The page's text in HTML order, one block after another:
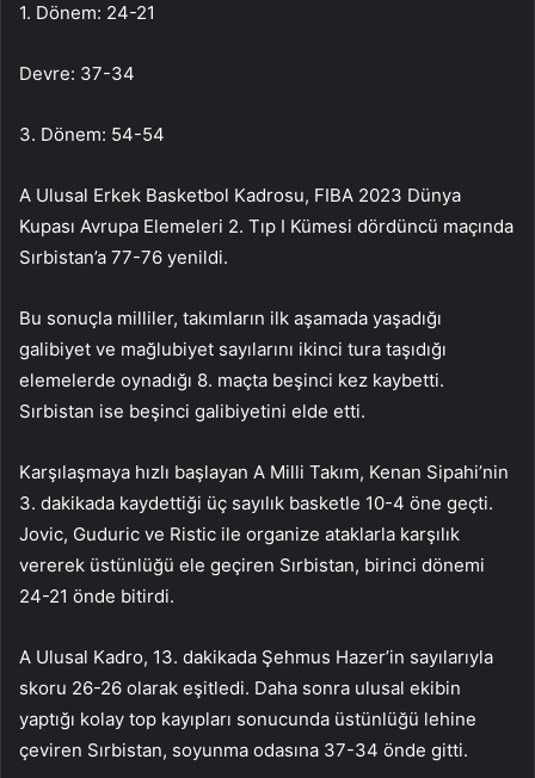
1. Dönem: 24-21
Devre: 37-34
3. Dönem: 54-54
A Ulusal Erkek Basketbol Kadrosu, FIBA 2023 Dünya
Kupası Avrupa Elemeleri 2. Tıp I Kümesi dördüncü maçında
Sırbistan’a 77-76 yenildi.
Bu sonuçla milliler, takımların ilk aşamada yaşadığı
galibiyet ve mağlubiyet sayılarını ikinci tura taşıdığı
elemelerde oynadığı 8. maçta beşinci kez kaybetti.
Sırbistan ise beşinci galibiyetini elde etti.
Karşılaşmaya hızlı başlayan A Milli Takım, Kenan Sipahi’nin
3. dakikada kaydettiği üç sayılık basketle 10-4 öne geçti.
Jovic, Guduric ve Ristic ile organize ataklarla karşılık
vererek üstünlüğü ele geçiren Sırbistan, birinci dönemi
24-21 önde bitirdi.
A Ulusal Kadro, 13. dakikada Şehmus Hazer’in sayılarıyla
skoru 26-26 olarak eşitledi. Daha sonra ulusal ekibin
yaptığı kolay top kayıpları sonucunda üstünlüğü lehine
çeviren Sırbistan, soyunma odasına 37-34 önde gitti.